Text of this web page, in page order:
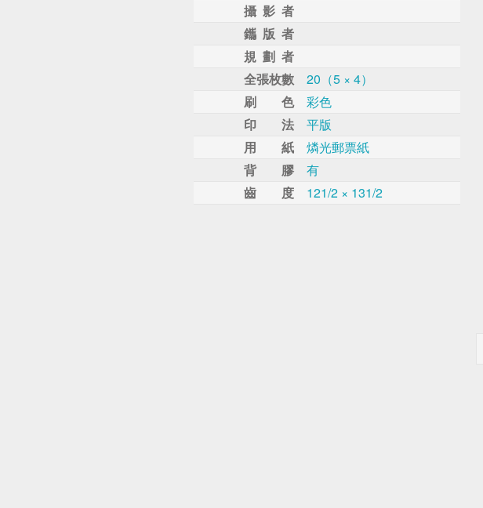
攝 影 者
鑴 版 者
規 劃 者
全張枚數
20（5 × 4）
刷 色
彩色
印 法
平版
用 紙
燐光郵票紙
背 膠
有
齒 度
121/2 × 131/2